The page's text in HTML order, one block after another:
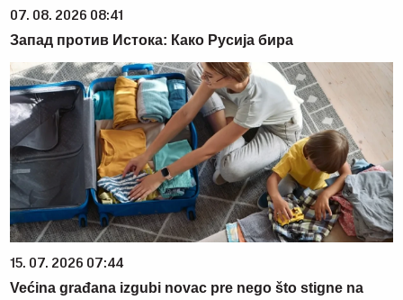
07. 08. 2026 08:41
Запад против Истока: Како Русија бира
15. 07. 2026 07:44
Većina građana izgubi novac pre nego što stigne na